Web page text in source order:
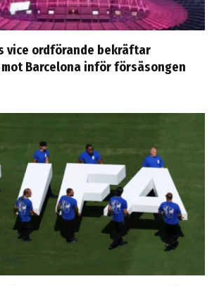
vice ordförande bekräftar
Barcelona inför försäsongen